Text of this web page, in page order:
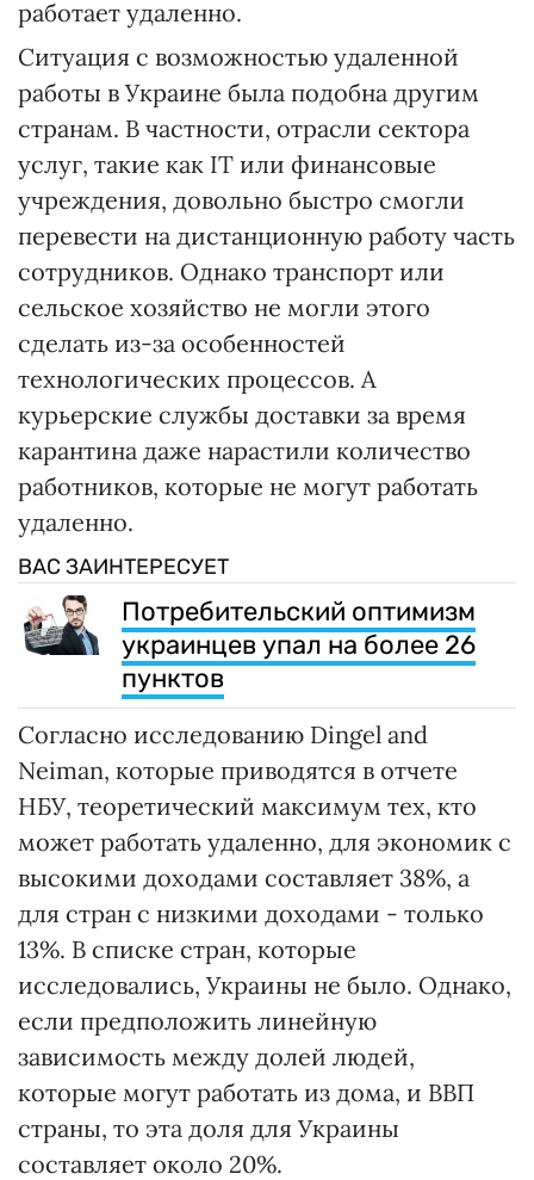
работает удаленно.
Ситуация с возможностью удаленной
работы в Украине была подобна другим
странам. В частности, отрасли сектора
услуг, такие как ІТ или финансовые
учреждения, довольно быстро смогли
перевести на дистанционную работу часть
сотрудников. Однако транспорт или
сельское хозяйство не могли этого
сделать из-за особенностей
технологических процессов. А
курьерские службы доставки за время
карантина даже нарастили количество
работников, которые не могут работать
удаленно.
ВАС ЗАИНТЕРЕСУЕТ
Потребительский оптимизм
украинцев упал на более 26
пунктов
Согласно исследованию Dingel and
Neiman, которые приводятся в отчете
НБУ, теоретический максимум тех, кто
может работать удаленно, для экономик с
высокими доходами составляет 38%, а
для стран с низкими доходами - только
13%. В списке стран, которые
исследовались, Украины не было. Однако,
если предположить линейную
зависимость между долей людей,
которые могут работать из дома, и ВВП
страны, то эта доля для Украины
составляет около 20%.